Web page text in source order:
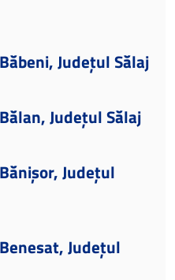
Județul Sălaj
Județul Sălaj
Județul
Județul